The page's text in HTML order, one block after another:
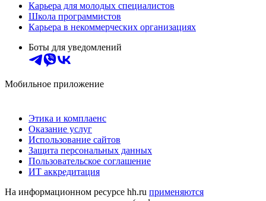
Карьера для молодых специалистов
Школа программистов
Карьера в некоммерческих организациях
Боты для уведомлений
Мобильное приложение
Этика и комплаенс
Оказание услуг
Использование сайтов
Защита персональных данных
Пользовательское соглашение
ИТ аккредитация
На информационном ресурсе hh.ru применяются